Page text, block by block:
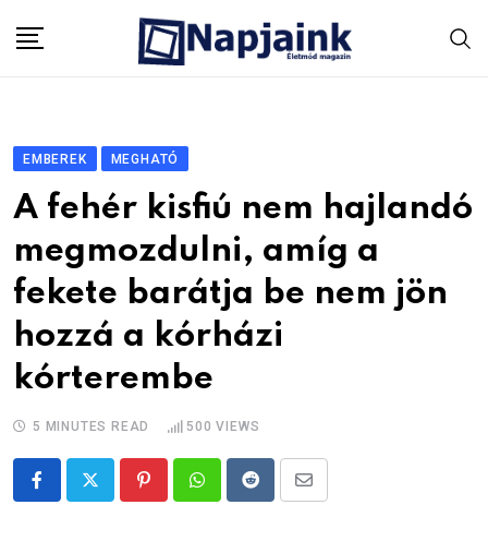
EMBEREK MEGHATÓ
A fehér kisfiú nem hajlandó
megmozdulni, amíg a
fekete barátja be nem jön
hozzá a kórházi
kórterembe
5 MINUTES READ 500 VIEWS
PinterestWhatsappRedditShare